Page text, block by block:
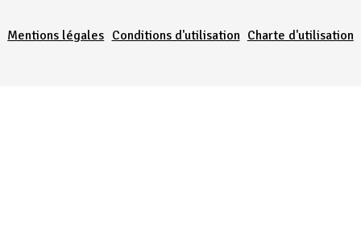
Mentions légales Conditions d'utilisation Charte d'utilisation